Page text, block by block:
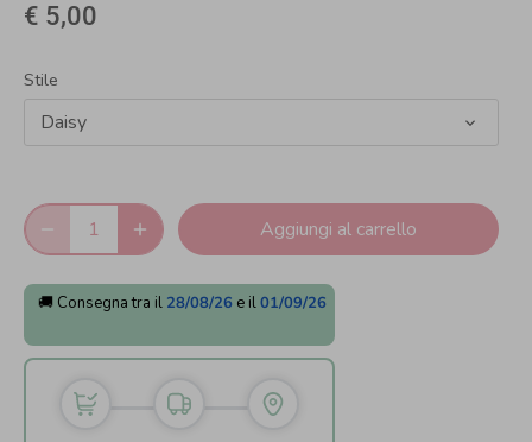
€ 5,00
Stile
Daisy
Aggiungi al carrello
🚚 Consegna tra il 28/08/26 e il01/09/26